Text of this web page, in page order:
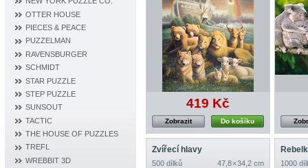
OTTER HOUSE
PIECES & PEACE
PUZZELMAN
RAVENSBURGER
SCHMIDT
STAR PUZZLE
STEP PUZZLE
SUNSOUT
TACTIC
THE HOUSE OF PUZZLES
TREFL
WREBBIT 3D
419 Kč
Do košíku
Zobrazit
Zvířecí hlavy
500 dílků
47,8 × 34,2 cm
1000